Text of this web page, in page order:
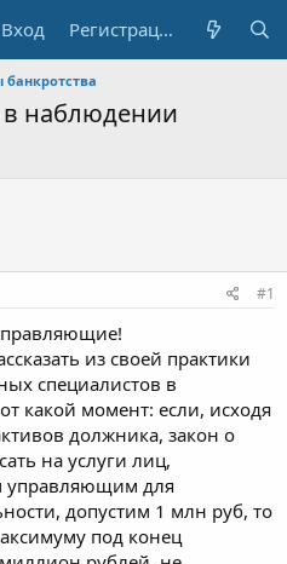
Вход Регистрация
в наблюдении
#1
из своей практики
специалистов в
какой момент: если, исходя
должника, закон о
на услуги лиц,
управляющим для
допустим 1 млн руб, то
под конец